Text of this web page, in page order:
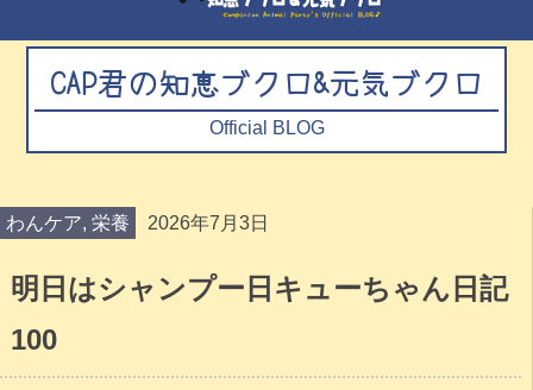
CAP君の知恵ブクロ&元気ブクロ
Official BLOG
わんケア, 栄養 2026年7月3日
明日はシャンプー日キューちゃん日記
100